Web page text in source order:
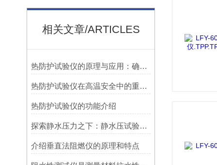
相关文章/ARTICLES
热防护试验仪的原理与应用：确保高温环境下材料的安全性
热防护试验仪在高温安全中的重要作用
热防护试验仪的功能介绍
探索静水压力之下：静水压试验仪的历史与应用
介绍垂直法阻燃仪的原理和特点